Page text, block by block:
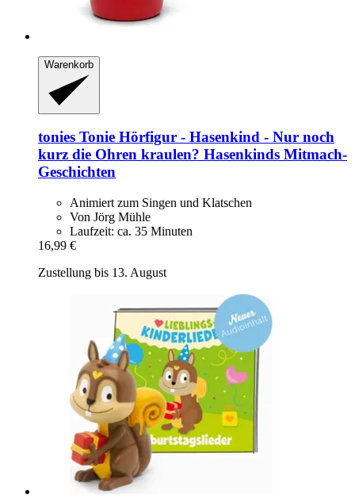
Warenkorb
tonies Tonie Hörfigur -​ Hasenkind -​ Nur noch
kurz die Ohren kraulen? Hasenkinds Mitmach-​
Geschichten
Animiert zum Singen und Klatschen
Von Jörg Mühle
Laufzeit: ca. 35 Minuten
16,99 €
Zustellung bis 13. August